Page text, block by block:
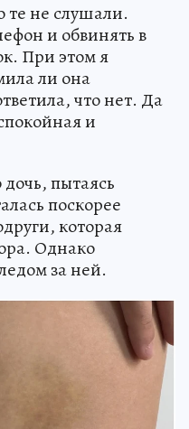
те не слушали.
и обвинять в
При этом я
ли она
что нет. Да
и
пытаясь
поскорее
которая
Однако
за ней.